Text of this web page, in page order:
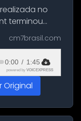
no
terminou
115
da cidade. O
cm7brasil.com
0:00 / 1:45
powered by VOICEXPRESS
Original